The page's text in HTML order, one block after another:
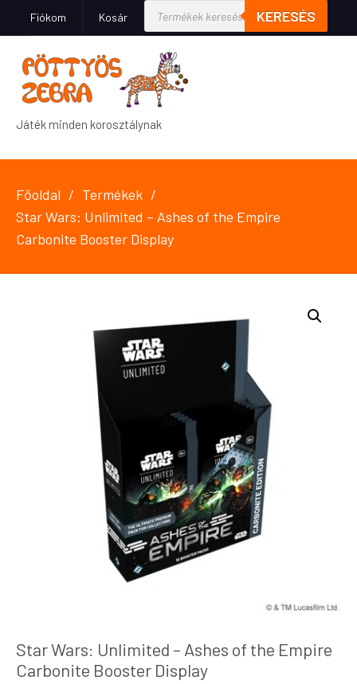
Fiókom Kosár KERESÉS
Játék minden korosztálynak
Főoldal
Termékek
Star Wars: Unlimited – Ashes of the Empire
Carbonite Booster Display
Star Wars: Unlimited – Ashes of the Empire
Carbonite Booster Display